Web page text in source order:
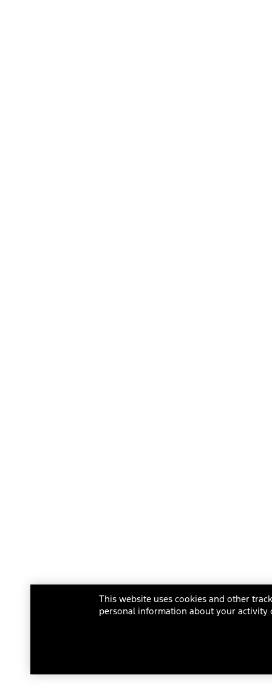
This website uses cookies and other
personal information about your activity